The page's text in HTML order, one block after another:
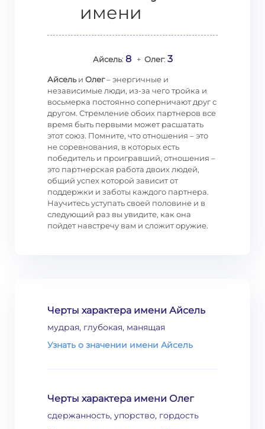
имени
Айсель: 8+ Олег: 3
Айсельи Олег– энергичные и
независимые люди, из-за чего тройка и
восьмерка постоянно соперничают друг с
другом. Стремление обоих партнеров все
время быть первыми может расшатать
этот союз. Помните, что отношения – это
не соревнования, в которых есть
победитель и проигравший, отношения –
это партнерская работа двоих людей,
общий успех которой зависит от
поддержки и заботы каждого партнера.
Научитесь уступать своей половине и в
следующий раз вы увидите, как она
пойдет навстречу вам и сложит оружие.
Черты характера имени Айсель
мудрая, глубокая, манящая
Узнать о значении имени Айсель
Черты характера имени Олег
сдержанность, упорство, гордость